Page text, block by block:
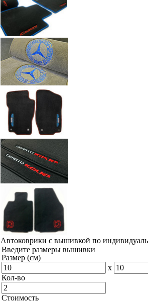
Автоковрики с вышивкой по
Введите размеры вышивки
Размер (см)
x
Кол-во
Стоимость